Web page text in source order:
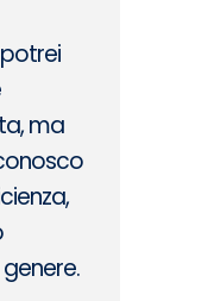
ma